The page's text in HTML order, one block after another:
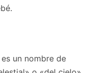
un nombre de